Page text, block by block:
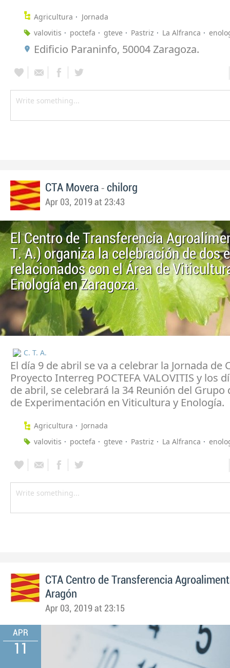
Agricultura
Jornada
valovitis
poctefa gteve Pastriz La Alfranca
Edificio Paraninfo, 50004 Zaragoza.
CTA Movera - chilorg
Apr 03, 2019 at 23:43
El Centro de Transferencia
T. A.) organiza la celebración de dos
relacionados con el Área de
Enología en Zaragoza.
C. T. A.
El día 9 de abril se va a celebrar la Jornada de
Proyecto Interreg POCTEFA VALOVITIS y los
de abril, se celebrará la 34 Reunión del Grupo
de Experimentación en Viticultura y Enología.
Agricultura
Jornada
valovitis
poctefa gteve Pastriz La Alfranca
CTA Centro de Transferencia
Aragón
Apr 03, 2019 at 23:15
APR
11